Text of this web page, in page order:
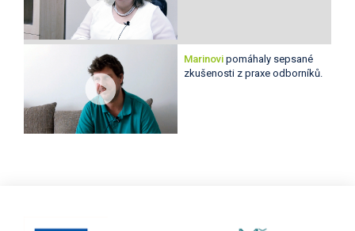
Marinovi pomáhaly sepsané
zkušenosti z praxe odborníků.